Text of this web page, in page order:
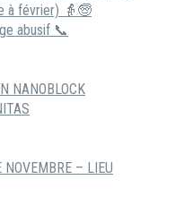
à février) 👵🧓
abusif 📞
NANOBLOCK
– LIEU